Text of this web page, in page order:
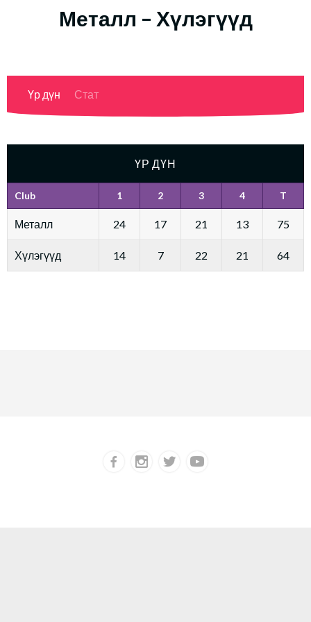
Металл – Хүлэгүүд
Үр дүн Стат
ҮР ДҮН
Club 1 2 3 4 T
Металл 24 17 21 13 75
Хүлэгүүд 14 7 22 21 64